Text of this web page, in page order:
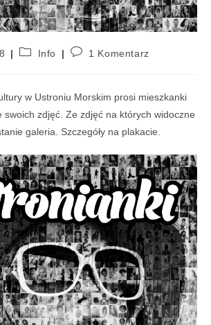
Info 1 Komentarz
w Ustroniu Morskim prosi mieszkanki
swoich zdjęć. Ze zdjęć na których widoczne
galeria. Szczegóły na plakacie.